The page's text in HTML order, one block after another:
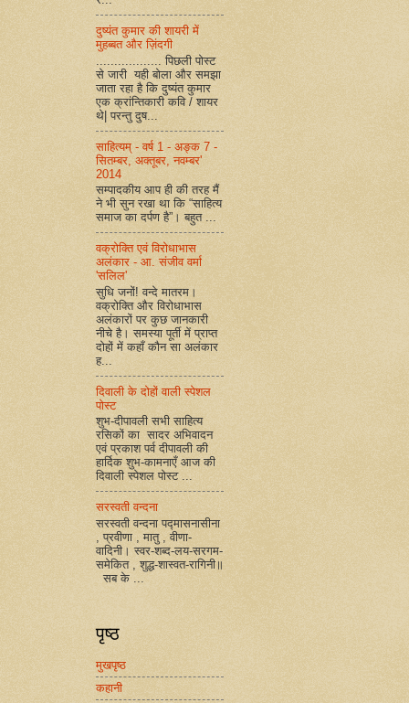
दुष्यंत कुमार की शायरी में
मुहब्बत और ज़िंदगी
.................. पिछली पोस्ट
से जारी यही बोला और समझा
जाता रहा है कि दुष्यंत कुमार
एक क्रांन्तिकारी कवि / शायर
थे| परन्तु दुष...
साहित्यम् - वर्ष 1 - अङ्क 7 -
सितम्बर, अक्तूबर, नवम्बर'
2014
सम्पादकीय आप ही की तरह मैं
ने भी सुन रखा था कि “साहित्य
समाज का दर्पण है”। बहुत ...
वक्रोक्ति एवं विरोधाभास
अलंकार - आ. संजीव वर्मा
'सलिल'
सुधि जनों! वन्दे मातरम।
वक्रोक्ति और विरोधाभास
अलंकारों पर कुछ जानकारी
नीचे है। समस्या पूर्ती में प्राप्त
दोहों में कहाँ कौन सा अलंकार
ह...
दिवाली के दोहों वाली स्पेशल
पोस्ट
शुभ-दीपावली सभी साहित्य
रसिकों का सादर अभिवादन
एवं प्रकाश पर्व दीपावली की
हार्दिक शुभ-कामनाएँ आज की
दिवाली स्पेशल पोस्ट ...
सरस्वती वन्दना
सरस्वती वन्दना पद्मासनासीना
, प्रवीणा , मातु , वीणा-
वादिनी। स्वर-शब्द-लय-सरगम-
समेकित , शुद्ध-शास्वत-रागिनी॥
सब के ...
पृष्ठ
मुखपृष्ठ
कहानी